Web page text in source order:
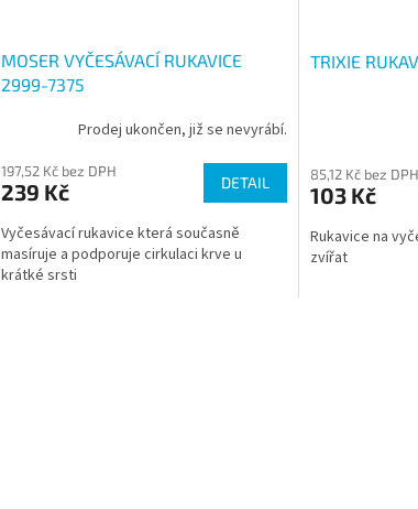
MOSER VYČESÁVACÍ RUKAVICE
2999-7375
Prodej ukončen, již se nevyrábí.
197,52 Kč bez DPH
239 Kč DETAIL
Vyčesávací rukavice která současně
masíruje a podporuje cirkulaci krve u
krátké srsti
TRIXIE
85,12 Kč bez DPH
103 Kč
Rukavice na
zvířat